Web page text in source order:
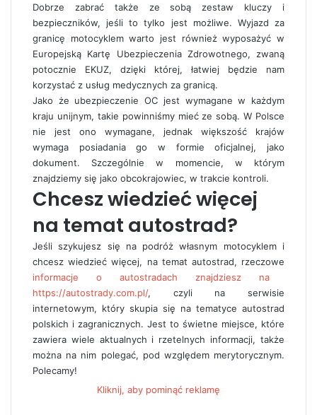
Dobrze zabrać także ze sobą zestaw kluczy i
bezpieczników, jeśli to tylko jest możliwe. Wyjazd za
granicę motocyklem warto jest również wyposażyć w
Europejską Kartę Ubezpieczenia Zdrowotnego, zwaną
potocznie EKUZ, dzięki której, łatwiej będzie nam
korzystać z usług medycznych za granicą.
Jako że ubezpieczenie OC jest wymagane w każdym
kraju unijnym, takie powinniśmy mieć ze sobą. W Polsce
nie jest ono wymagane, jednak większość krajów
wymaga posiadania go w formie oficjalnej, jako
dokument. Szczególnie w momencie, w którym
znajdziemy się jako obcokrajowiec, w trakcie kontroli.
Chcesz wiedzieć więcej
na temat autostrad?
Jeśli szykujesz się na podróż własnym motocyklem i
chcesz wiedzieć więcej, na temat autostrad, rzeczowe
informacje o autostradach znajdziesz na
https://autostrady.com.pl/, czyli na serwisie
internetowym, który skupia się na tematyce autostrad
polskich i zagranicznych. Jest to świetne miejsce, które
zawiera wiele aktualnych i rzetelnych informacji, także
można na nim polegać, pod względem merytorycznym.
Polecamy!
Kliknij, aby pominąć reklamę